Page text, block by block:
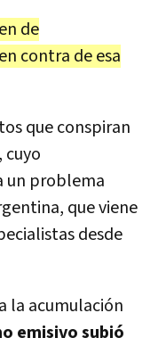
de
contra de esa
que conspiran
cuyo
un problema
que viene
desde
la acumulación
emisivo subió